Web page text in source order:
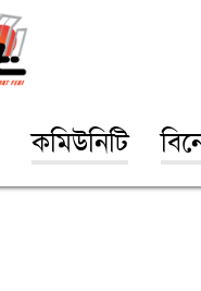
কমিউনিটি